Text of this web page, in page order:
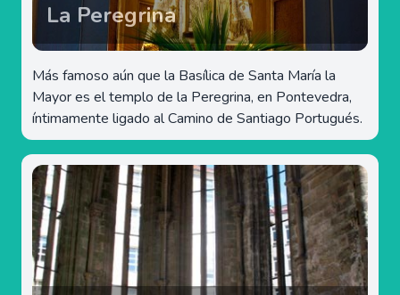
La Peregrina
Más famoso aún que la Basílica de Santa María la
Mayor es el templo de la Peregrina, en Pontevedra,
íntimamente ligado al Camino de Santiago Portugués.